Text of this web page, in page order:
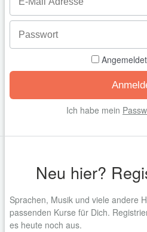
Ich habe mein
Neu hier?
Sprachen, Musik und viele andere
passenden Kurse für Dich.
es heute noch aus.